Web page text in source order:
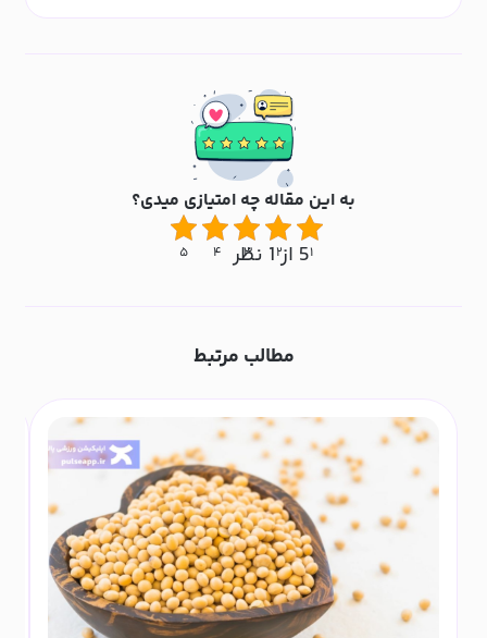
به این مقاله چه امتیازی میدی؟
5 از 1 نظر۱ ۲ ۳ ۴ ۵
مطالب مرتبط